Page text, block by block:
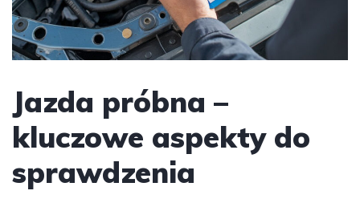
Jazda próbna –
kluczowe aspekty do
sprawdzenia